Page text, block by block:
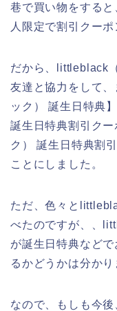
巷で買い物をする
人限定で割引クー
だから、littleblack
友達と協力をして
ック） 誕生日特典
誕生日特典割引ク
ク） 誕生日特典割
ことにしました。
ただ、色々と
べたのですが、、
が誕生日特典など
るかどうかは分かり
なので、もしも今